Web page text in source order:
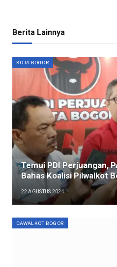
Berita Lainnya
KOTA BOGOR
Temui PDI Perjuangan,
Bahas Koalisi Pilwalkot
22 AGUSTUS 2024
CAWALKOT BOGOR